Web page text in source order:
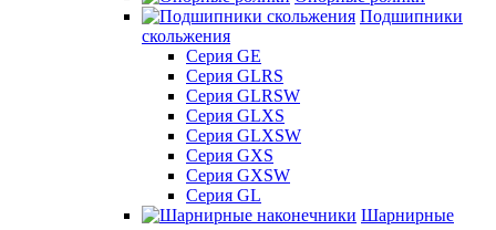
Подшипники
скольжения
Серия GE
Серия GLRS
Серия GLRSW
Серия GLXS
Серия GLXSW
Серия GXS
Серия GXSW
Серия GL
Шарнирные